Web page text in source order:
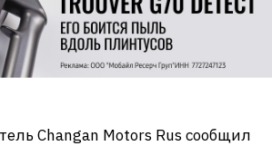
Changan Motors Rus сообщил